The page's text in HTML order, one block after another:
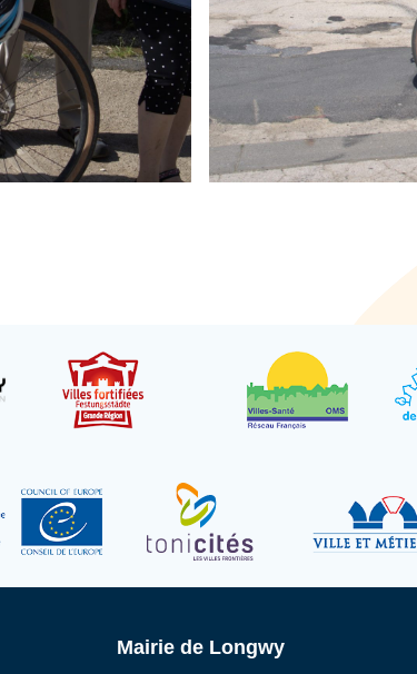
Mairie de Longwy